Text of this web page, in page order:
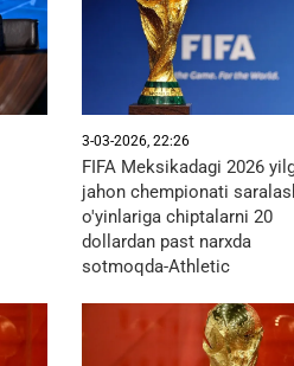
3-03-2026, 22:26
FIFA Meksikadagi 2026
jahon chempionati
o'yinlariga chiptalarni 20
dollardan past narxda
sotmoqda-Athletic